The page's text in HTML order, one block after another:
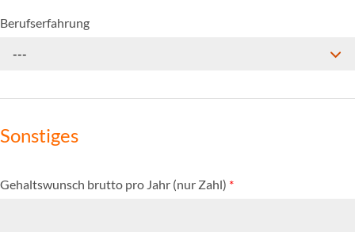
Berufserfahrung
---
Sonstiges
Gehaltswunsch brutto pro Jahr (nur Zahl) *